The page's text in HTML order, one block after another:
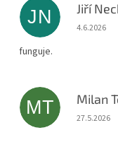
JN Jiří
4.6.2026
funguje.
MT Milan
27.5.2026